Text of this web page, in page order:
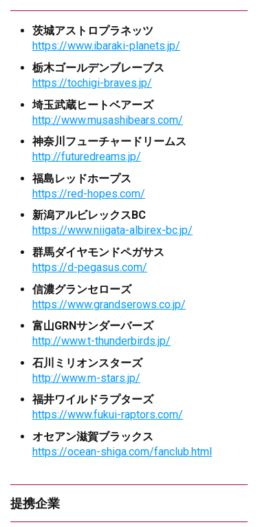
茨城アストロプラネッツ
https://www.ibaraki-planets.jp/
栃木ゴールデンブレーブス
https://tochigi-braves.jp/
埼玉武蔵ヒートベアーズ
http://www.musashibears.com/
神奈川フューチャードリームス
http://futuredreams.jp/
福島レッドホープス
https://red-hopes.com/
新潟アルビレックスBC
https://www.niigata-albirex-bc.jp/
群馬ダイヤモンドペガサス
https://d-pegasus.com/
信濃グランセローズ
https://www.grandserows.co.jp/
富山GRNサンダーバーズ
http://www.t-thunderbirds.jp/
石川ミリオンスターズ
http://www.m-stars.jp/
福井ワイルドラプターズ
https://www.fukui-raptors.com/
オセアン滋賀ブラックス
https://ocean-shiga.com/fanclub.html
提携企業